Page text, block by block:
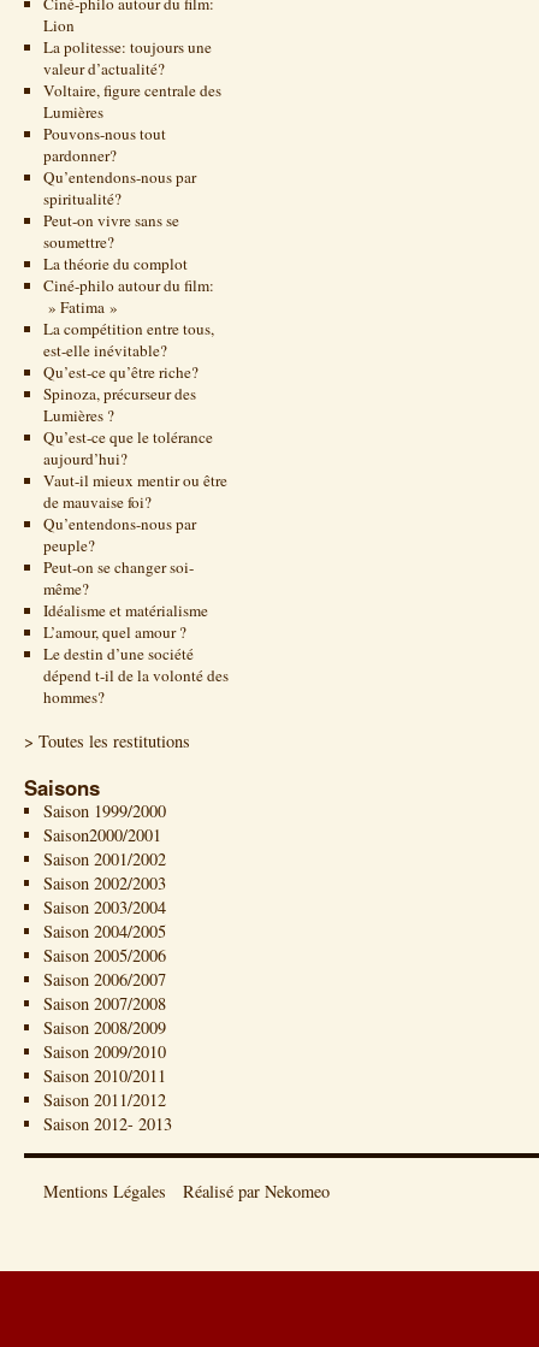
Lion
La politesse: toujours une
valeur d’actualité?
Voltaire, figure centrale des
Lumières
Pouvons-nous tout
pardonner?
Qu’entendons-nous par
spiritualité?
Peut-on vivre sans se
soumettre?
La théorie du complot
Ciné-philo autour du film:
» Fatima »
La compétition entre tous,
est-elle inévitable?
Qu’est-ce qu’être riche?
Spinoza, précurseur des
Lumières ?
Qu’est-ce que le tolérance
aujourd’hui?
Vaut-il mieux mentir ou être
de mauvaise foi?
Qu’entendons-nous par
peuple?
Peut-on se changer soi-
même?
Idéalisme et matérialisme
L’amour, quel amour ?
Le destin d’une société
dépend t-il de la volonté des
hommes?
> Toutes les restitutions
Saisons
Saison 1999/2000
Saison2000/2001
Saison 2001/2002
Saison 2002/2003
Saison 2003/2004
Saison 2004/2005
Saison 2005/2006
Saison 2006/2007
Saison 2007/2008
Saison 2008/2009
Saison 2009/2010
Saison 2010/2011
Saison 2011/2012
Saison 2012- 2013
Mentions Légales Réalisé par Nekomeo